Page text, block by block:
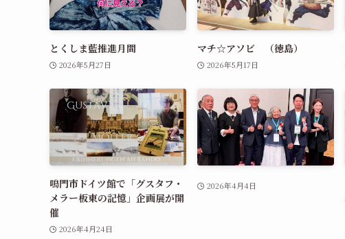
とくしま藍推進月間
2026年5月27日
マチ☆アソビ （徳島）
2026年5月17日
鳴門市ドイツ館で「グスタフ・
メラー板東の記憶」企画展が開
催
2026年4月24日
2026年4月4日